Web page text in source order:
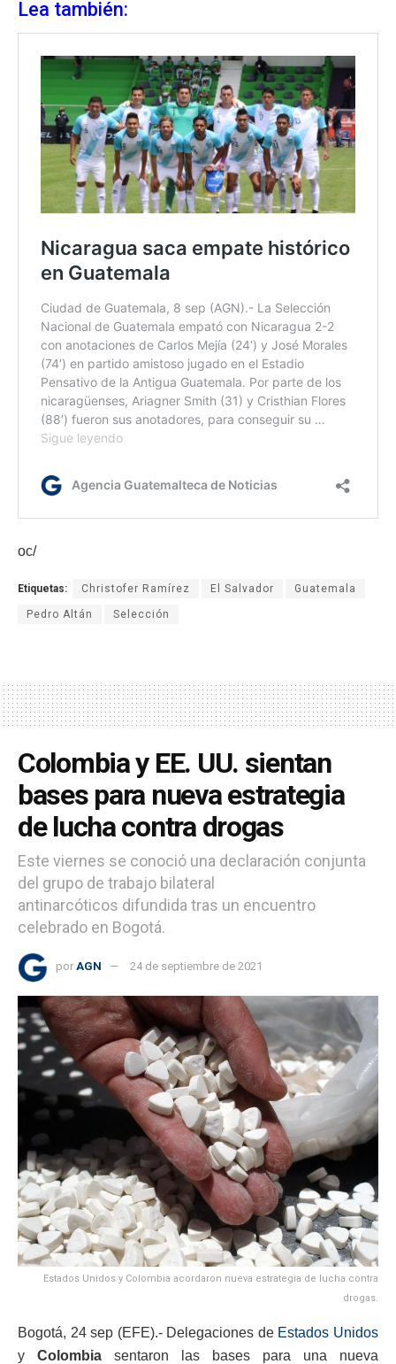
Lea también:
oc/
Etiquetas: Christofer Ramírez El Salvador Guatemala
Pedro Altán Selección
Colombia y EE. UU. sientan
bases para nueva estrategia
de lucha contra drogas
Este viernes se conoció una declaración conjunta
del grupo de trabajo bilateral
antinarcóticos difundida tras un encuentro
celebrado en Bogotá.
por AGN 24 de septiembre de 2021
Estados Unidos y Colombia acordaron nueva estrategia de lucha contra
drogas.
Bogotá, 24 sep (EFE).- Delegaciones de Estados Unidos
y Colombia sentaron las bases para una nueva